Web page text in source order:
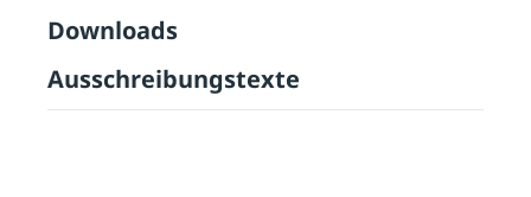
Downloads
Ausschreibungstexte